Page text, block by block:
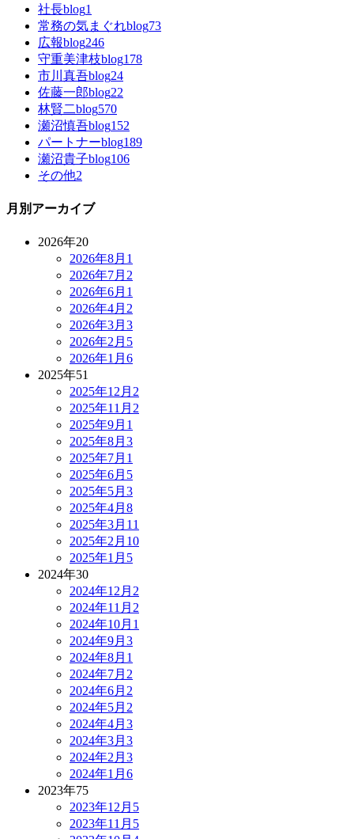
社長blog1
常務の気まぐれblog73
広報blog246
守重美津枝blog178
市川真吾blog24
佐藤一郎blog22
林賢二blog570
瀬沼慎吾blog152
パートナーblog189
瀬沼貴子blog106
その他2
月別アーカイブ
2026年20
2026年8月 1
2026年7月 2
2026年6月 1
2026年4月 2
2026年3月 3
2026年2月 5
2026年1月 6
2025年51
2025年12月 2
2025年11月 2
2025年9月 1
2025年8月 3
2025年7月 1
2025年6月 5
2025年5月 3
2025年4月 8
2025年3月 11
2025年2月 10
2025年1月 5
2024年30
2024年12月 2
2024年11月 2
2024年10月 1
2024年9月 3
2024年8月 1
2024年7月 2
2024年6月 2
2024年5月 2
2024年4月 3
2024年3月 3
2024年2月 3
2024年1月 6
2023年75
2023年12月 5
2023年11月 5